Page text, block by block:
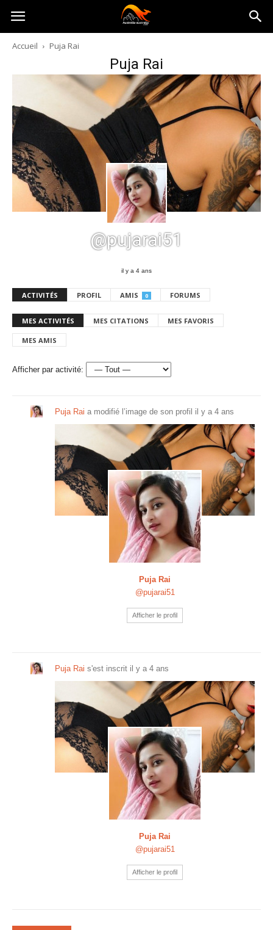
Australia-
australie.com
Accueil Puja Rai
Puja Rai
@pujarai51
il y a 4 ans
ACTIVITÉS PROFIL AMIS 0 FORUMS
MES ACTIVITÉS MES CITATIONS MES FAVORIS
MES AMIS
Afficher par activité:
Puja Rai a modifié l’image de son profil il y a 4 ans
Puja Rai
@pujarai51
Afficher le profil
Puja Rai s'est inscrit il y a 4 ans
Puja Rai
@pujarai51
Afficher le profil